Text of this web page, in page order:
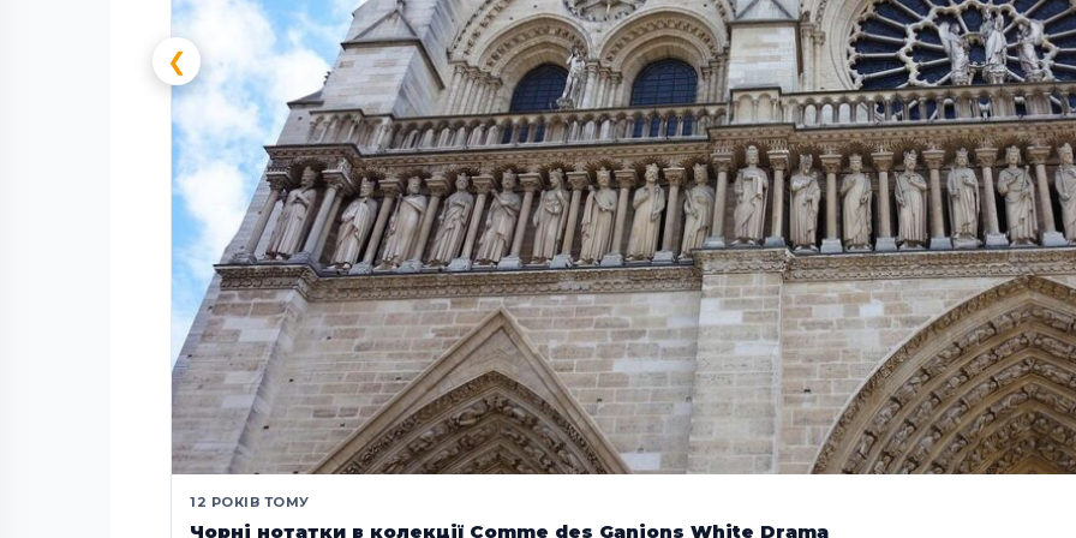
❮
12 РОКІВ ТОМУ
Чорні нотатки в колекції Comme des Ganjons White Drama